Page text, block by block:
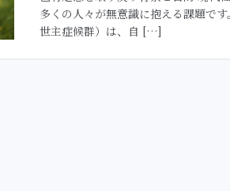
多くの人々が無意識に抱える課題で
世主症候群）は、自 […]